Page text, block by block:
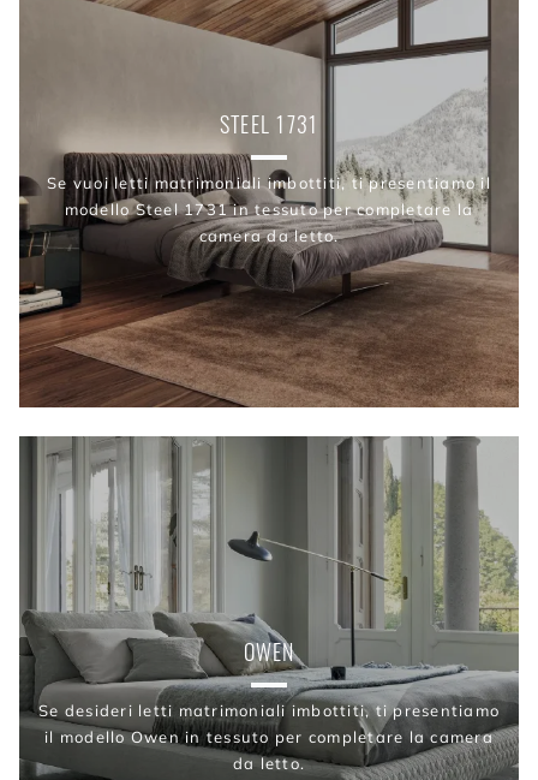
STEEL 1731
Se vuoi letti matrimoniali imbottiti, ti presentiamo il
modello Steel 1731 in tessuto per completare la
camera da letto.
OWEN
Se desideri letti matrimoniali imbottiti, ti presentiamo
il modello Owen in tessuto per completare la camera
da letto.